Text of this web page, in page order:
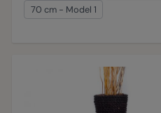
70 cm - Model 1